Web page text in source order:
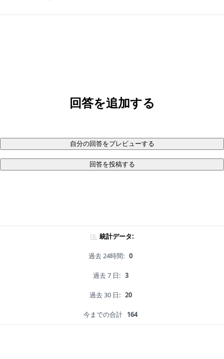
回答を追加する
自分の回答をプレビューする
回答を投稿する
統計データ:
過去 24時間: 0
過去 7 日: 3
過去 30 日: 20
今までの合計 164